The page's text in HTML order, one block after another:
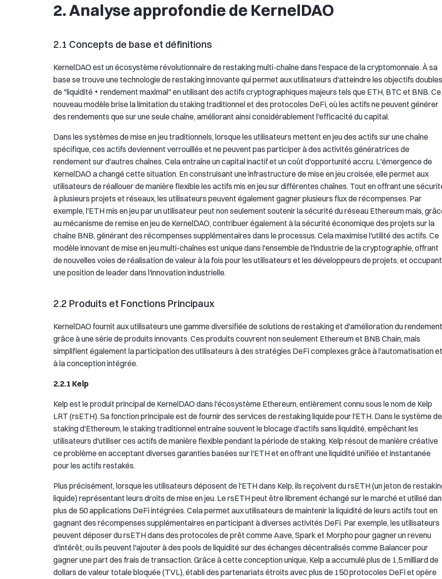
2. Analyse approfondie de KernelDAO
2.1 Concepts de base et définitions
KernelDAO est un écosystème révolutionnaire de restaking multi-chaîne dans l'espace de la cryptomonnaie. À sa
base se trouve une technologie de restaking innovante qui permet aux utilisateurs d'atteindre les objectifs doubles
de "liquidité + rendement maximal" en utilisant des actifs cryptographiques majeurs tels que ETH, BTC et BNB. Ce
nouveau modèle brise la limitation du staking traditionnel et des protocoles DeFi, où les actifs ne peuvent générer
des rendements que sur une seule chaîne, améliorant ainsi considérablement l'efficacité du capital.
Dans les systèmes de mise en jeu traditionnels, lorsque les utilisateurs mettent en jeu des actifs sur une chaîne
spécifique, ces actifs deviennent verrouillés et ne peuvent pas participer à des activités génératrices de
rendement sur d'autres chaînes. Cela entraîne un capital inactif et un coût d'opportunité accru. L'émergence de
KernelDAO a changé cette situation. En construisant une infrastructure de mise en jeu croisée, elle permet aux
utilisateurs de réallouer de manière flexible les actifs mis en jeu sur différentes chaînes. Tout en offrant une
à plusieurs projets et réseaux, les utilisateurs peuvent également gagner plusieurs flux de récompenses. Par
exemple, l'ETH mis en jeu par un utilisateur peut non seulement soutenir la sécurité du réseau Ethereum mais,
au mécanisme de remise en jeu de KernelDAO, contribuer également à la sécurité économique des projets sur la
chaîne BNB, générant des récompenses supplémentaires dans le processus. Cela maximise l'utilité des actifs. Ce
modèle innovant de mise en jeu multi-chaînes est unique dans l'ensemble de l'industrie de la cryptographie, offrant
de nouvelles voies de réalisation de valeur à la fois pour les utilisateurs et les développeurs de projets, et occupant
une position de leader dans l'innovation industrielle.
2.2 Produits et Fonctions Principaux
KernelDAO fournit aux utilisateurs une gamme diversifiée de solutions de restaking et d'amélioration du rendement
grâce à une série de produits innovants. Ces produits couvrent non seulement Ethereum et BNB Chain, mais
simplifient également la participation des utilisateurs à des stratégies DeFi complexes grâce à l'automatisation et
à la conception intégrée.
2.2.1 Kelp
Kelp est le produit principal de KernelDAO dans l'écosystème Ethereum, entièrement connu sous le nom de Kelp
LRT (rsETH). Sa fonction principale est de fournir des services de restaking liquide pour l'ETH. Dans le système de
staking d'Ethereum, le staking traditionnel entraîne souvent le blocage d'actifs sans liquidité, empêchant les
utilisateurs d'utiliser ces actifs de manière flexible pendant la période de staking. Kelp résout de manière créative
ce problème en acceptant diverses garanties basées sur l'ETH et en offrant une liquidité unifiée et instantanée
pour les actifs restakés.
Plus précisément, lorsque les utilisateurs déposent de l'ETH dans Kelp, ils reçoivent du rsETH (un jeton de
liquide) représentant leurs droits de mise en jeu. Le rsETH peut être librement échangé sur le marché et utilisé
plus de 50 applications DeFi intégrées. Cela permet aux utilisateurs de maintenir la liquidité de leurs actifs tout en
gagnant des récompenses supplémentaires en participant à diverses activités DeFi. Par exemple, les utilisateurs
peuvent déposer du rsETH dans des protocoles de prêt comme Aave, Spark et Morpho pour gagner un revenu
d'intérêt; ou ils peuvent l'ajouter à des pools de liquidité sur des échanges décentralisés comme Balancer pour
gagner une part des frais de transaction. Grâce à cette conception unique, Kelp a accumulé plus de 1,5 milliard de
dollars de valeur totale bloquée (TVL), établi des partenariats étroits avec plus de 150 protocoles DeFi et opère